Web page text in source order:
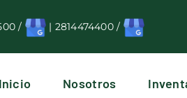
/ | 2814474400/
Inicio Nosotros